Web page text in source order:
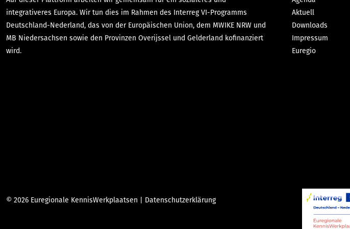
integrativeres Europa. Wir tun dies im Rahmen des Interreg VI-Programms
Deutschland-Nederland, das von der Europäischen Union, dem MWIKE NRW und
MB Niedersachsen sowie den Provinzen Overijssel und Gelderland kofinanziert
wird.
Aktuell
Downloads
Impressum
Euregio
© 2026 Euregionale KennisWerkplaatsen | Datenschutzerklärung